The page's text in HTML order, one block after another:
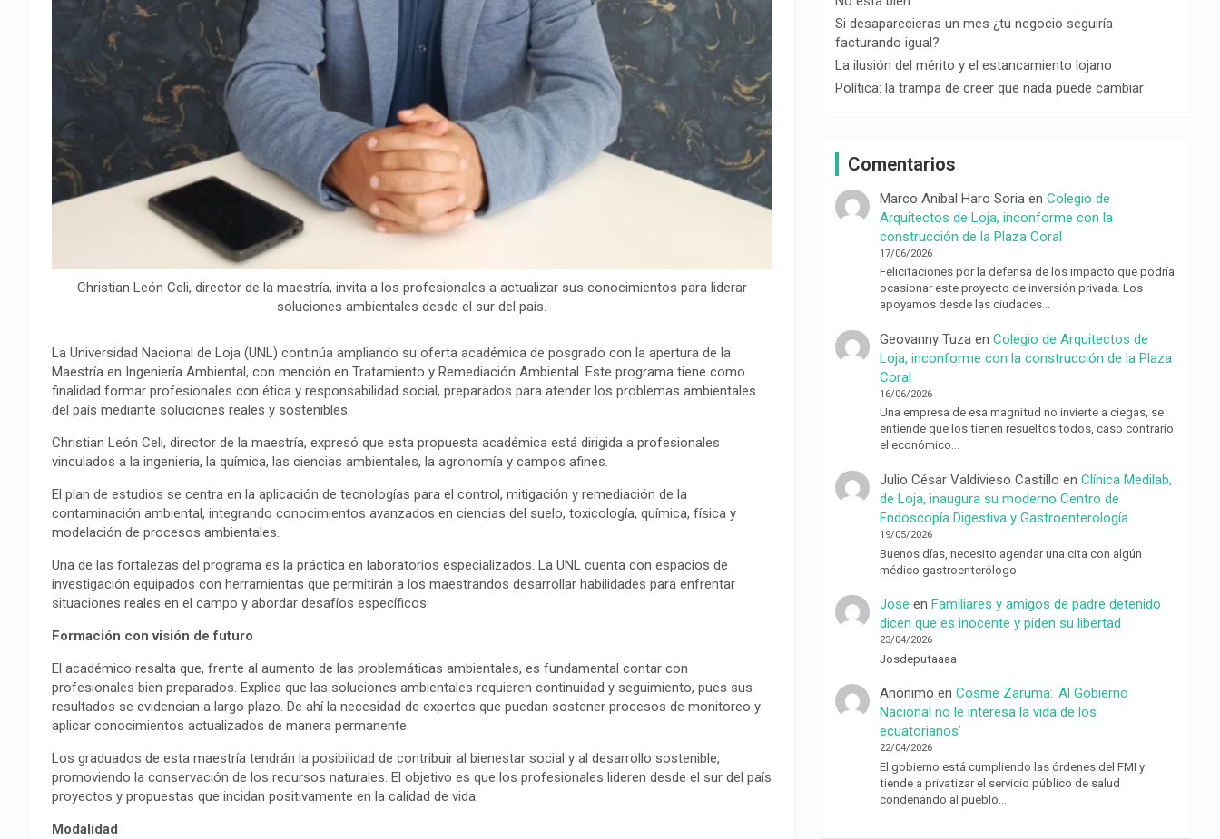
Christian León Celi, director de la maestría, invita a los profesionales a actualizar sus conocimientos para liderar
soluciones ambientales desde el sur del país.
La Universidad Nacional de Loja (UNL) continúa ampliando su oferta académica de posgrado con la apertura de la
Maestría en Ingeniería Ambiental, con mención en Tratamiento y Remediación Ambiental. Este programa tiene como
finalidad formar profesionales con ética y responsabilidad social, preparados para atender los problemas ambientales
del país mediante soluciones reales y sostenibles.
Christian León Celi, director de la maestría, expresó que esta propuesta académica está dirigida a profesionales
vinculados a la ingeniería, la química, las ciencias ambientales, la agronomía y campos afines.
El plan de estudios se centra en la aplicación de tecnologías para el control, mitigación y remediación de la
contaminación ambiental, integrando conocimientos avanzados en ciencias del suelo, toxicología, química, física y
modelación de procesos ambientales.
Una de las fortalezas del programa es la práctica en laboratorios especializados. La UNL cuenta con espacios de
investigación equipados con herramientas que permitirán a los maestrandos desarrollar habilidades para enfrentar
situaciones reales en el campo y abordar desafíos específicos.
Formación con visión de futuro
El académico resalta que, frente al aumento de las problemáticas ambientales, es fundamental contar con
profesionales bien preparados. Explica que las soluciones ambientales requieren continuidad y seguimiento, pues sus
resultados se evidencian a largo plazo. De ahí la necesidad de expertos que puedan sostener procesos de monitoreo y
aplicar conocimientos actualizados de manera permanente.
Los graduados de esta maestría tendrán la posibilidad de contribuir al bienestar social y al desarrollo sostenible,
promoviendo la conservación de los recursos naturales. El objetivo es que los profesionales lideren desde el sur del país
proyectos y propuestas que incidan positivamente en la calidad de vida.
Modalidad
Si desaparecieras un mes ¿tu negocio seguiría
facturando igual?
La ilusión del mérito y el estancamiento lojano
Política: la trampa de creer que nada puede cambiar
Comentarios
Marco Anibal Haro Soria enColegio de
Arquitectos de Loja, inconforme con la
construcción de la Plaza Coral
17/06/2026
Felicitaciones por la defensa de los impacto que podría
ocasionar este proyecto de inversión privada. Los
apoyamos desde las ciudades…
Geovanny Tuza enColegio de Arquitectos de
Loja, inconforme con la construcción de la Plaza
Coral
16/06/2026
Una empresa de esa magnitud no invierte a ciegas, se
entiende que los tienen resueltos todos, caso contrario
el económico…
Julio César Valdivieso Castillo enClínica Medilab,
de Loja, inaugura su moderno Centro de
Endoscopía Digestiva y Gastroenterología
19/05/2026
Buenos días, necesito agendar una cita con algún
médico gastroenterólogo
Jose enFamiliares y amigos de padre detenido
dicen que es inocente y piden su libertad
23/04/2026
Josdeputaaaa
Anónimo enCosme Zaruma: ‘Al Gobierno
Nacional no le interesa la vida de los
ecuatorianos’
22/04/2026
El gobierno está cumpliendo las órdenes del FMI y
tiende a privatizar el servicio público de salud
condenando al pueblo…